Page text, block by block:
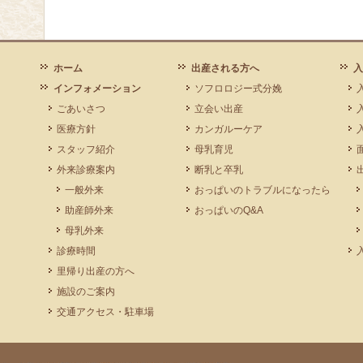
ホーム
インフォメーション
ごあいさつ
医療方針
スタッフ紹介
外来診療案内
一般外来
助産師外来
母乳外来
診療時間
里帰り出産の方へ
施設のご案内
交通アクセス・駐車場
出産される方へ
ソフロロジー式分娩
立会い出産
カンガルーケア
母乳育児
断乳と卒乳
おっぱいのトラブルになったら
おっぱいのQ&A